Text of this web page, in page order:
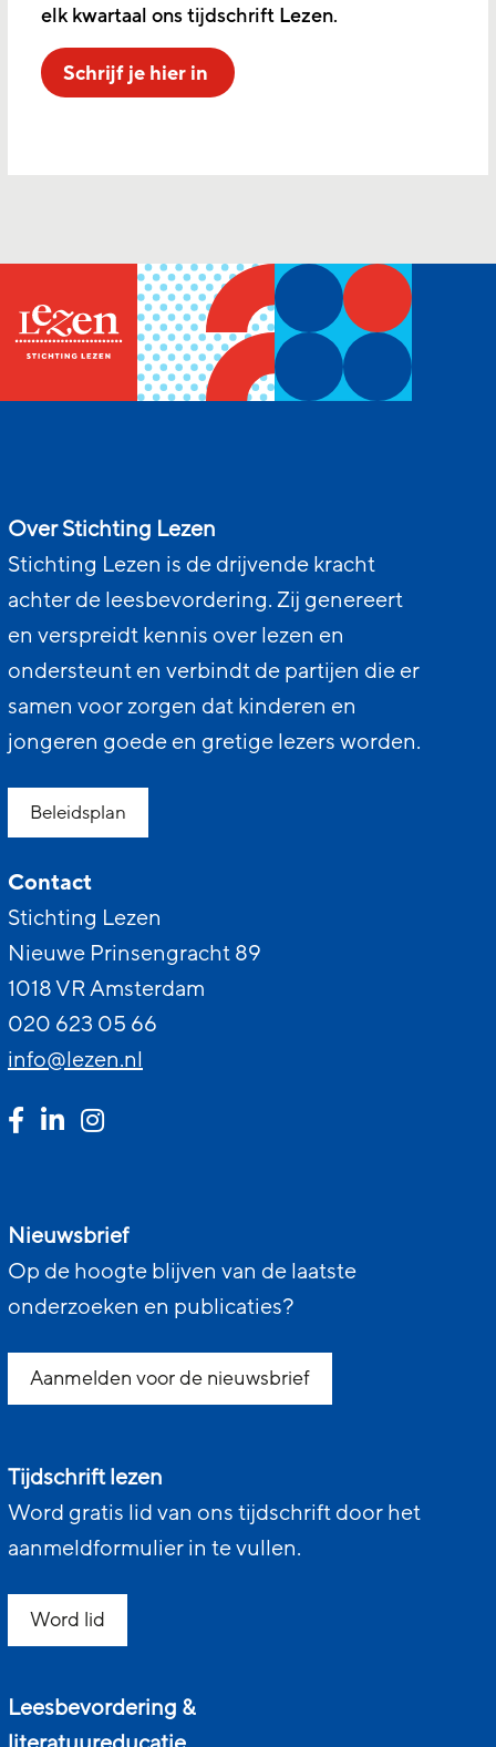
elk kwartaal ons tijdschrift Lezen.
Schrijf je hier in
Over Stichting Lezen
Stichting Lezen is de drijvende kracht
achter de leesbevordering. Zij genereert
en verspreidt kennis over lezen en
ondersteunt en verbindt de partijen die er
samen voor zorgen dat kinderen en
jongeren goede en gretige lezers worden.
Beleidsplan
Contact
Stichting Lezen
Nieuwe Prinsengracht 89
1018 VR Amsterdam
020 623 05 66
info@lezen.nl
Nieuwsbrief
Op de hoogte blijven van de laatste
onderzoeken en publicaties?
Aanmelden voor de nieuwsbrief
Tijdschrift lezen
Word gratis lid van ons tijdschrift door het
aanmeldformulier in te vullen.
Word lid
Leesbevordering &